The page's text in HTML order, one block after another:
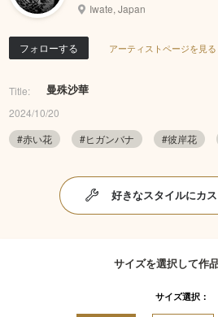
Iwate, Japan
フォローする アーティストページを見る
Title: 曼殊沙華
2024/10/20
#赤い花
#ヒガンバナ #彼岸花
好きなスタイルにカ
サイズを選択して作
サイズ選択：